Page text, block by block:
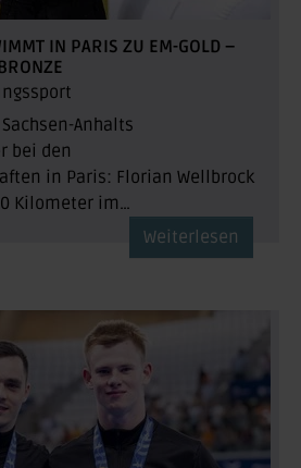
IN PARIS ZU EM-GOLD –
Anhalts
bei den
in Paris: Florian Wellbrock
Kilometer im…
Weiterlesen